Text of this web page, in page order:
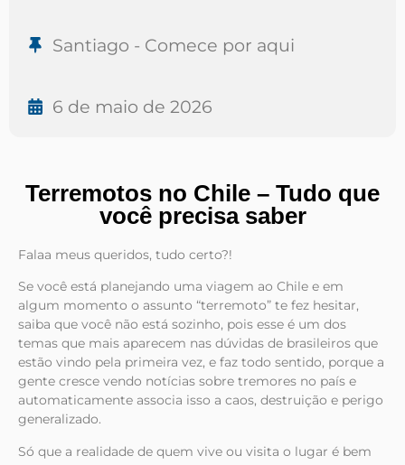
Santiago - Comece por aqui
6 de maio de 2026
Terremotos no Chile – Tudo que
você precisa saber
Falaa meus queridos, tudo certo?!
Se você está planejando uma viagem ao Chile e em
algum momento o assunto “terremoto” te fez hesitar,
saiba que você não está sozinho, pois esse é um dos
temas que mais aparecem nas dúvidas de brasileiros que
estão vindo pela primeira vez, e faz todo sentido, porque a
gente cresce vendo notícias sobre tremores no país e
automaticamente associa isso a caos, destruição e perigo
generalizado.
Só que a realidade de quem vive ou visita o lugar é bem